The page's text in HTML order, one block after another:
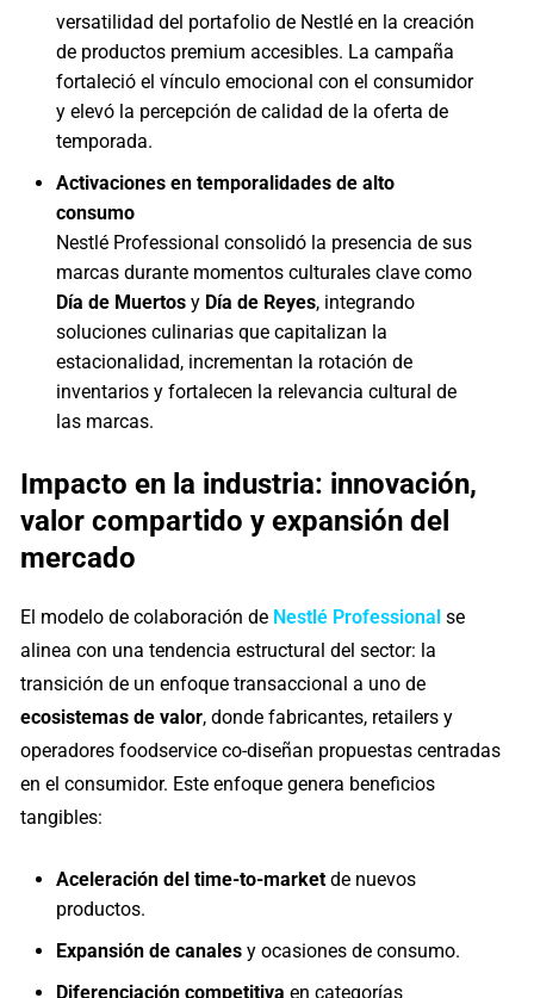
versatilidad del portafolio de Nestlé en la creación
de productos premium accesibles. La campaña
fortaleció el vínculo emocional con el consumidor
y elevó la percepción de calidad de la oferta de
temporada.
Activaciones en temporalidades de alto
consumo
Nestlé Professional consolidó la presencia de sus
marcas durante momentos culturales clave como
Día de Muertos y Día de Reyes, integrando
soluciones culinarias que capitalizan la
estacionalidad, incrementan la rotación de
inventarios y fortalecen la relevancia cultural de
las marcas.
Impacto en la industria: innovación,
valor compartido y expansión del
mercado
El modelo de colaboración de Nestlé Professional se
alinea con una tendencia estructural del sector: la
transición de un enfoque transaccional a uno de
ecosistemas de valor, donde fabricantes, retailers y
operadores foodservice co-diseñan propuestas centradas
en el consumidor. Este enfoque genera beneficios
tangibles:
Aceleración del time-to-marketde nuevos
productos.
Expansión de canales y ocasiones de consumo.
Diferenciación competitiva en categorías